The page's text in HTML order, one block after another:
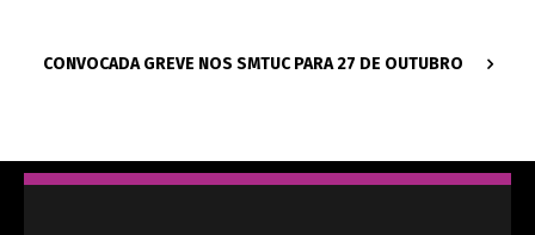
CONVOCADA GREVE NOS SMTUC PARA 27 DE OUTUBRO